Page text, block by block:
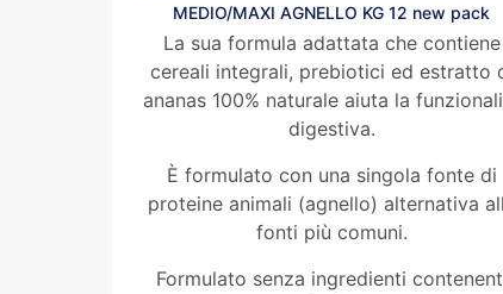
MEDIO/MAXI AGNELLO KG 12 new pack
La sua formula adattata che contiene
cereali integrali, prebiotici ed estratto
ananas 100% naturale aiuta la
digestiva.
È formulato con una singola fonte di
proteine animali (agnello) alternativa
fonti più comuni.
Formulato senza ingredienti